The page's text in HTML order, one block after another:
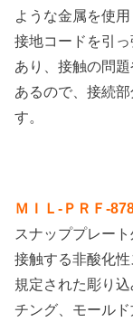
ような金属を使
接地コードを引
あり、接触の問
あるので、接続
す。
ＭＩＬ-ＰＲＦ-
スナッププレー
接触する非酸化
規定された彫り
チング、モールド